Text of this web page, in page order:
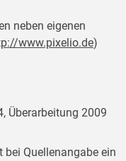
neben eigenen
www.pixelio.de)
Überarbeitung 2009
Quellenangabe ein